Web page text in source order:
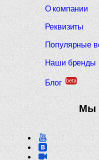
О компании
Реквизиты
Популярные
Наши бренды
Блог beta
Мы